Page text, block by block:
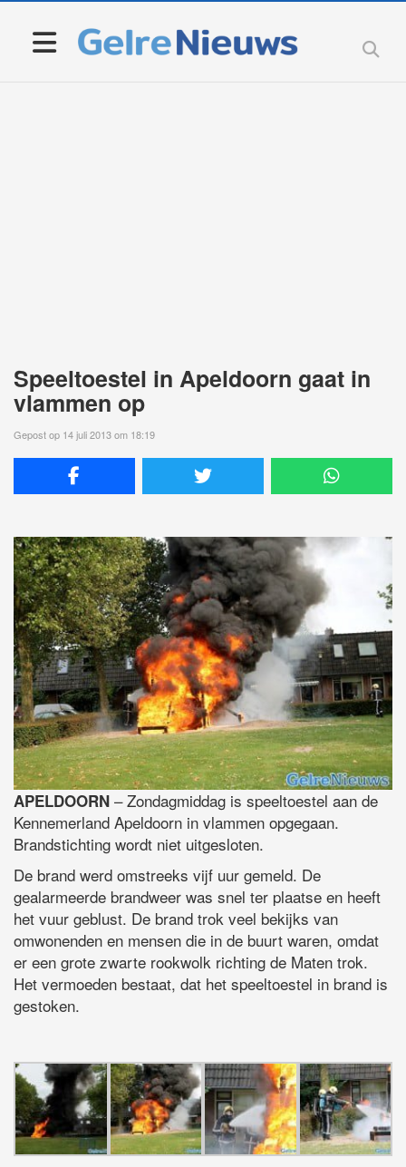
Speeltoestel in Apeldoorn gaat in
vlammen op
Gepost op 14 juli 2013 om 18:19
APELDOORN – Zondagmiddag is speeltoestel aan de
Kennemerland Apeldoorn in vlammen opgegaan.
Brandstichting wordt niet uitgesloten.
De brand werd omstreeks vijf uur gemeld. De
gealarmeerde brandweer was snel ter plaatse en heeft
het vuur geblust. De brand trok veel bekijks van
omwonenden en mensen die in de buurt waren, omdat
er een grote zwarte rookwolk richting de Maten trok.
Het vermoeden bestaat, dat het speeltoestel in brand is
gestoken.